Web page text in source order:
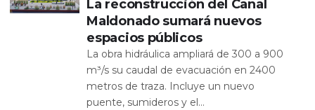
La reconstrucción del Canal
Maldonado sumará nuevos
espacios públicos
La obra hidráulica ampliará de 300 a 900
m³/s su caudal de evacuación en 2400
metros de traza. Incluye un nuevo
puente, sumideros y el...